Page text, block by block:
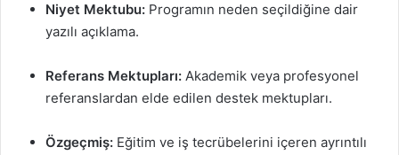
Niyet Mektubu: Programın neden seçildiğine dair
yazılı açıklama.
Referans Mektupları: Akademik veya profesyonel
referanslardan elde edilen destek mektupları.
Özgeçmiş: Eğitim ve iş tecrübelerini içeren ayrıntılı